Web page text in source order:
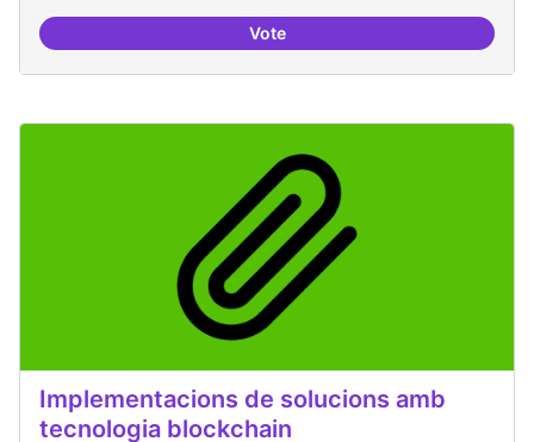
VoteMemòria Històrica - Referencia
Implementacions de solucions amb
tecnologia blockchain